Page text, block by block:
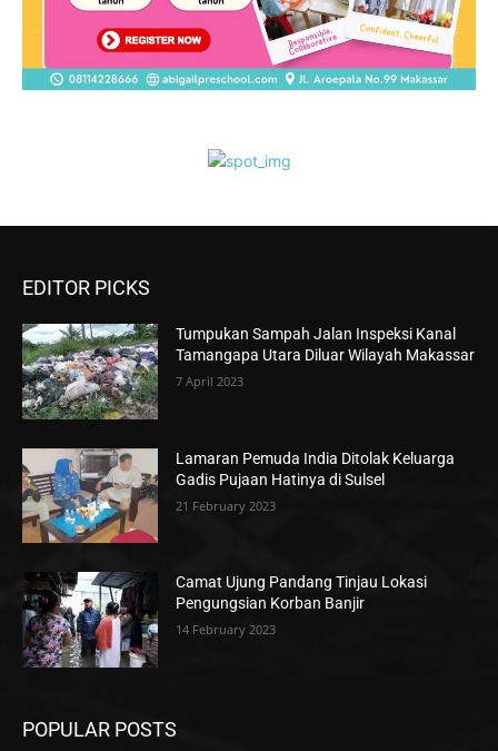
EDITOR PICKS
Tumpukan Sampah Jalan Inspeksi Kanal
Tamangapa Utara Diluar Wilayah Makassar
7 April 2023
Lamaran Pemuda India Ditolak Keluarga
Gadis Pujaan Hatinya di Sulsel
21 February 2023
Camat Ujung Pandang Tinjau Lokasi
Pengungsian Korban Banjir
14 February 2023
POPULAR POSTS